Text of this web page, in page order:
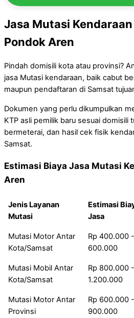
Jasa Mutasi
Pondok Aren
Pindah domisili kota atau provinsi?
jasa Mutasi kendaraan, baik cabut
maupun pendaftaran di Samsat
Dokumen yang perlu dikumpulkan
KTP asli pemilik baru sesuai domisili
bermeterai, dan hasil cek fisik
Samsat.
Estimasi Biaya Jasa Mutasi
Aren
Jenis Layanan
Mutasi
Estimasi
Jasa
Mutasi Motor Antar
Kota/Samsat
Rp 400.000
600.000
Mutasi Mobil Antar
Kota/Samsat
Rp 800.000
1.200.000
Mutasi Motor Antar
Provinsi
Rp 600.000
900.000